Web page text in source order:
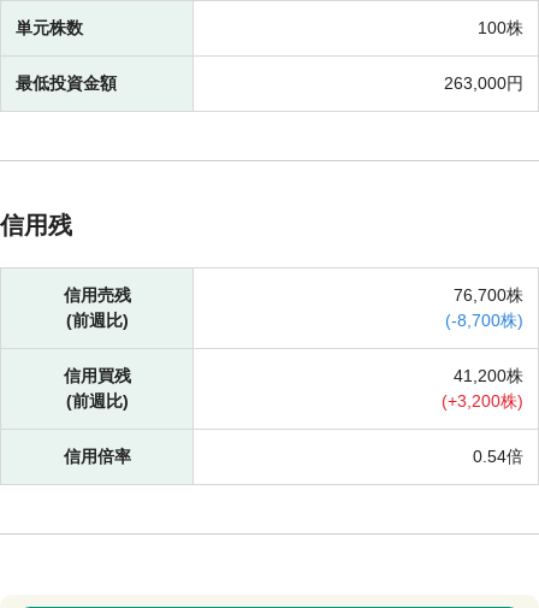
単元株数 100株
最低投資金額 263,000円
信用残
信用売残
(前週比)
76,700株
(-8,700株)
信用買残
(前週比)
41,200株
(+3,200株)
信用倍率 0.54倍